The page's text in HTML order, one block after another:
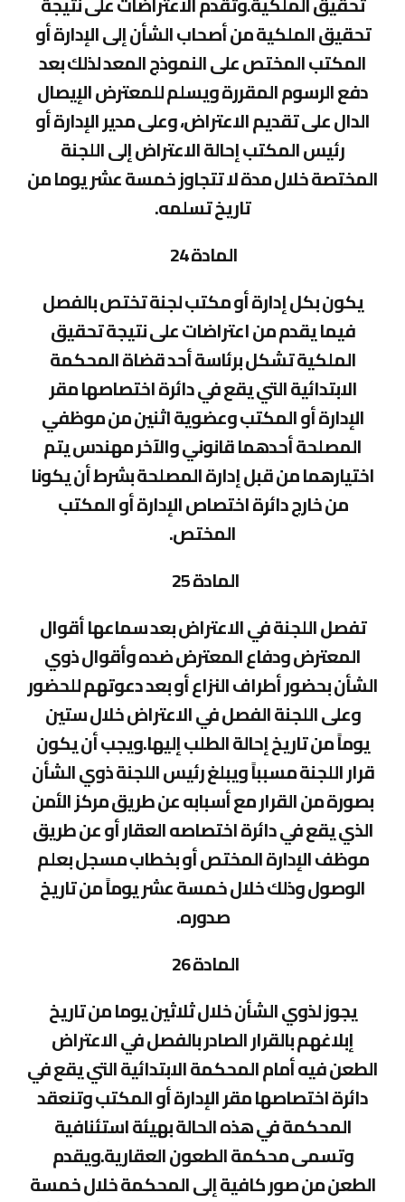
تحقيق الملكية من أصحاب الشأن إلى الإدارة أو
المكتب المختص على النموذج المعد لذلك بعد
دفع الرسوم المقررة ويسلم للمعترض الإيصال
الدال على تقديم الاعتراض، وعلى مدير الإدارة أو
رئيس المكتب إحالة الاعتراض إلى اللجنة
المختصة خلال مدة لا تتجاوز خمسة عشر يوما من
تاريخ تسلمه.
المادة 24
يكون بكل إدارة أو مكتب لجنة تختص بالفصل
فيما يقدم من اعتراضات على نتيجة تحقيق
الملكية تشكل برئاسة أحد قضاة المحكمة
الابتدائية التي يقع في دائرة اختصاصها مقر
الإدارة أو المكتب وعضوية اثنين من موظفي
المصلحة أحدهما قانوني والآخر مهندس يتم
اختيارهما من قبل إدارة المصلحة بشرط أن يكونا
من خارج دائرة اختصاص الإدارة أو المكتب
المختص.
المادة 25
تفصل اللجنة في الاعتراض بعد سماعها أقوال
المعترض ودفاع المعترض ضده وأقوال ذوي
الشأن بحضور أطراف النزاع أو بعد دعوتهم للحضور
وعلى اللجنة الفصل في الاعتراض خلال ستين
يوماً من تاريخ إحالة الطلب إليها.ويجب أن يكون
قرار اللجنة مسبباً ويبلغ رئيس اللجنة ذوي الشأن
بصورة من القرار مع أسبابه عن طريق مركز الأمن
الذي يقع في دائرة اختصاصه العقار أو عن طريق
موظف الإدارة المختص أو بخطاب مسجل بعلم
الوصول وذلك خلال خمسة عشر يوماً من تاريخ
صدوره.
المادة 26
يجوز لذوي الشأن خلال ثلاثين يوما من تاريخ
إبلاغهم بالقرار الصادر بالفصل في الاعتراض
الطعن فيه أمام المحكمة الابتدائية التي يقع في
دائرة اختصاصها مقر الإدارة أو المكتب وتنعقد
المحكمة في هذه الحالة بهيئة استئنافية
وتسمى محكمة الطعون العقارية.ويقدم
الطعن من صور كافية إلى المحكمة خلال خمسة